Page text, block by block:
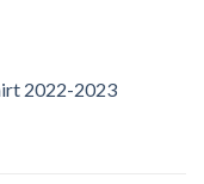
2022-2023